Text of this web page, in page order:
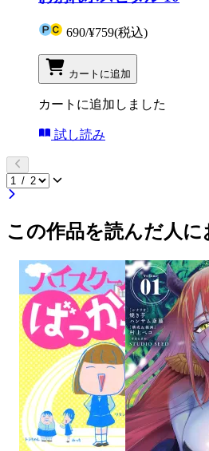
690/¥759(税込)
カートに追加
カートに追加しました
試し読み
この作品を読んだ人